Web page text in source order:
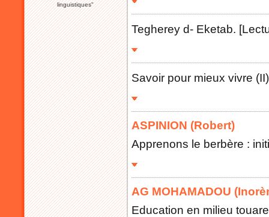
linguistiques"
Tegherey d- Eketab.
Savoir pour mieux vivre
ASPINION (Robert)
Apprenons le berbère :
AG MOHAMADOU
Education en milieu